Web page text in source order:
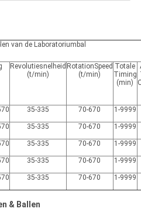
van de Laboratoriumbal
Revolutiesnelheid
(t/min)
RotationSpeed
(t/min)
Totale
Timing
(min)
35-335 70-670 1-9999
35-335 70-670 1-9999
35-335 70-670 1-9999
35-335 70-670 1-9999
35-335 70-670 1-9999
& Ballen